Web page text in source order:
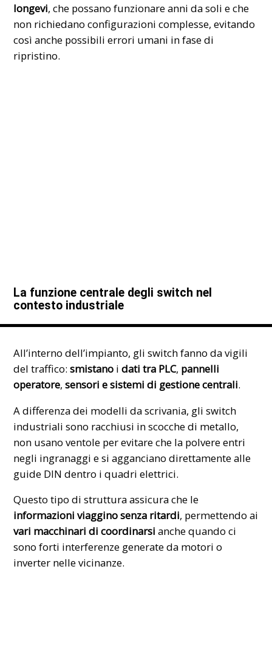
longevi, che possano funzionare anni da soli e che
non richiedano configurazioni complesse, evitando
così anche possibili errori umani in fase di
ripristino.
La funzione centrale degli switch nel
contesto industriale
All’interno dell’impianto, gli switch fanno da vigili
del traffico:smistano idati tra PLC, pannelli
operatore,sensori e sistemi di gestione centrali.
A differenza dei modelli da scrivania, gli switch
industriali sono racchiusi in scocche di metallo,
non usano ventole per evitare che la polvere entri
negli ingranaggi e si agganciano direttamente alle
guide DIN dentro i quadri elettrici.
Questo tipo di struttura assicura che le
informazioni viaggino senza ritardi, permettendo ai
vari macchinari di coordinarsi anche quando ci
sono forti interferenze generate da motori o
inverter nelle vicinanze.